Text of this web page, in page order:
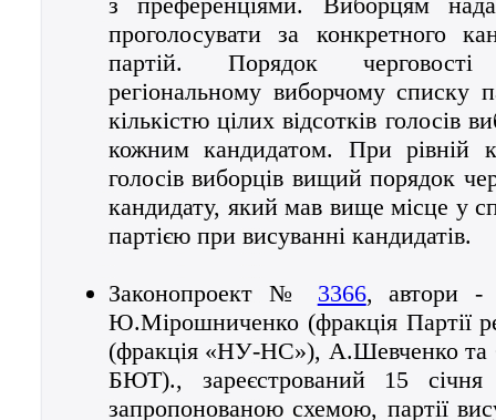
проголосувати за конкретного
партій. Порядок
регіональному виборчому списку
кількістю цілих відсотків голосів
кожним кандидатом. При рівній
голосів виборців вищий порядок
кандидату, який мав вище місце у
партією при висуванні кандидатів.
Законопроект № 3366, автори -
Ю.Мірошниченко (фракція Партії
(фракція «НУ-НС»), А.Шевченко та
БЮТ)., зареєстрований 15
запропонованою схемою, партії